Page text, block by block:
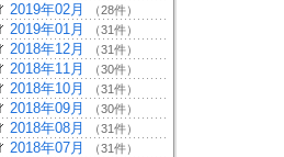
2019年02月 （28件）
2019年01月 （31件）
2018年12月 （31件）
2018年11月 （30件）
2018年10月 （31件）
2018年09月 （30件）
2018年08月 （31件）
2018年07月 （31件）